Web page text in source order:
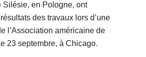
Silésie, en Pologne, ont
des travaux lors d’une
l’Association américaine de
23 septembre, à Chicago.